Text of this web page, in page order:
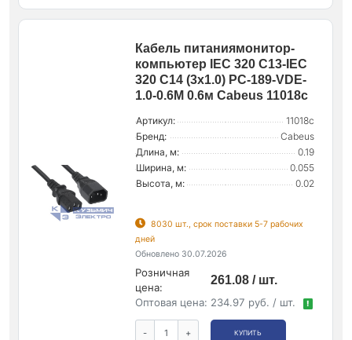
Кабель питаниямонитор-
компьютер IEC 320 C13-IEC
320 C14 (3х1.0) PC-189-VDE-
1.0-0.6M 0.6м Cabeus 11018c
Артикул:
11018c
Бренд:
Cabeus
Длина, м:
0.19
Ширина, м:
0.055
Высота, м:
0.02
8030 шт., срок поставки 5-7 рабочих
дней
Обновлено 30.07.2026
Розничная
цена:
261.08 / шт.
Оптовая цена: 234.97 руб. / шт. !
- + КУПИТЬ